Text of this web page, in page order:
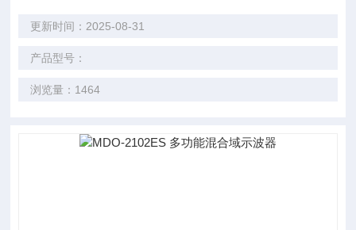
更新时间：2025-08-31
产品型号：
浏览量：1464